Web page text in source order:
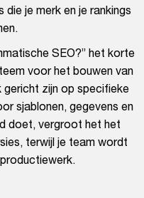
je merk en je rankings
SEO?” het korte
voor het bouwen van
zijn op specifieke
sjablonen, gegevens en
doet, vergroot het het
terwijl je team wordt